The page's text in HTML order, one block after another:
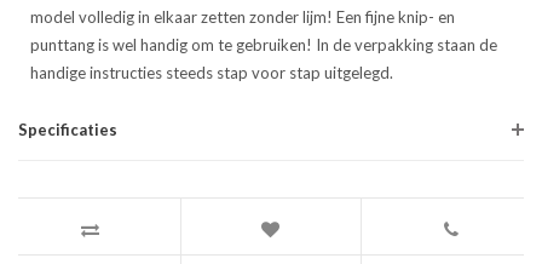
model volledig in elkaar zetten zonder lijm! Een fijne knip- en
punttang is wel handig om te gebruiken! In de verpakking staan de
handige instructies steeds stap voor stap uitgelegd.
Specificaties